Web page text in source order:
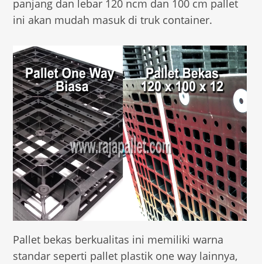
panjang dan lebar 120 ncm dan 100 cm pallet
ini akan mudah masuk di truk container.
Pallet bekas berkualitas ini memiliki warna
standar seperti pallet plastik one way lainnya,